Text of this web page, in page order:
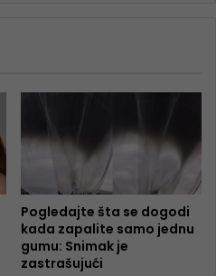
Pogledajte šta se dogodi
kada zapalite samo jednu
gumu: Snimak je
zastrašujući